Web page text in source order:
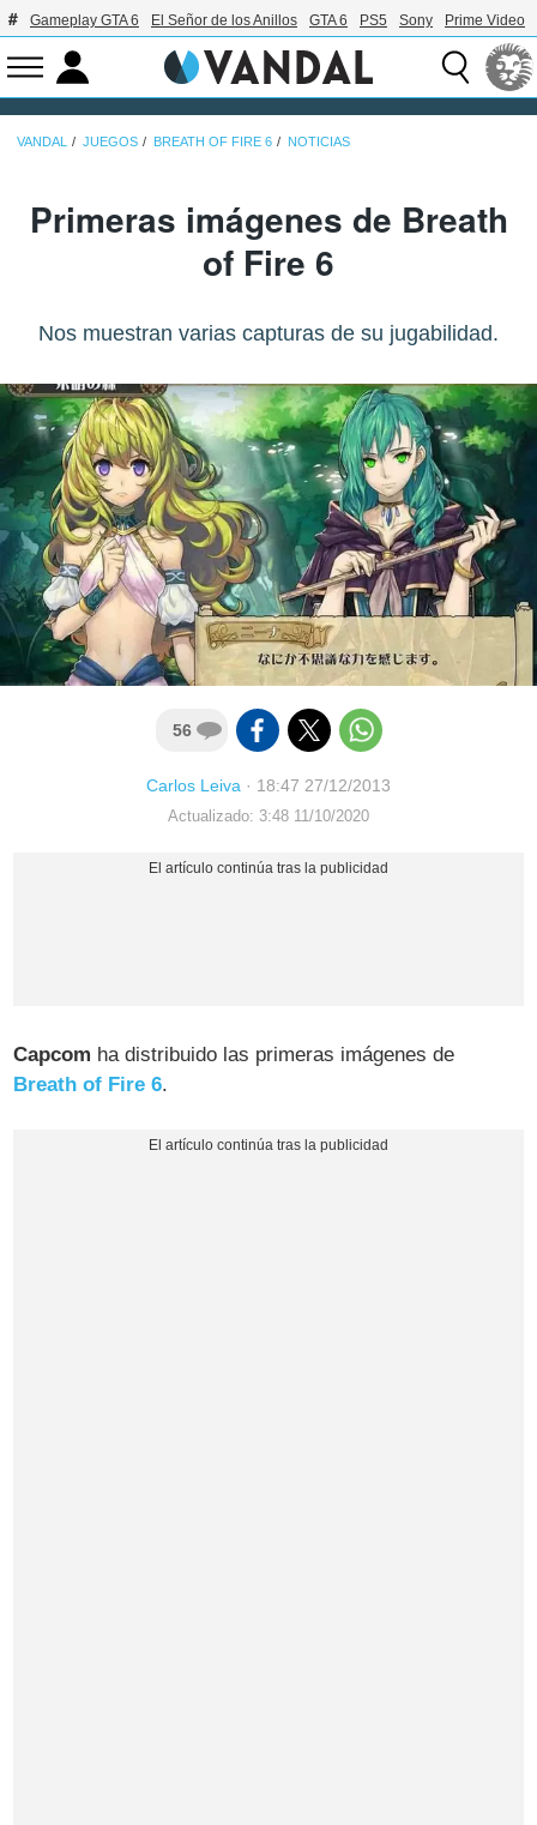
Gameplay GTA 6 El Señor de los Anillos GTA 6 PS5 Sony Prime Video
VANDAL JUEGOS BREATH OF FIRE 6 NOTICIAS
Primeras imágenes de Breath
of Fire 6
Nos muestran varias capturas de su jugabilidad.
56
Carlos Leiva · 18:47 27/12/2013
Actualizado: 3:48 11/10/2020
Capcom ha distribuido las primeras imágenes de
Breath of Fire 6.